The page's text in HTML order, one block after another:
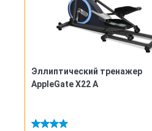
Эллиптический тренажер
AppleGate X22 A